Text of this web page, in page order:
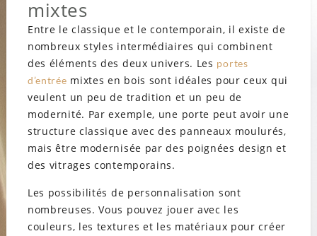
mixtes
Entre le classique et le contemporain, il existe de
nombreux styles intermédiaires qui combinent
des éléments des deux univers. Les portes
d’entrée mixtes en bois sont idéales pour ceux qui
veulent un peu de tradition et un peu de
modernité. Par exemple, une porte peut avoir une
structure classique avec des panneaux moulurés,
mais être modernisée par des poignées design et
des vitrages contemporains.
Les possibilités de personnalisation sont
nombreuses. Vous pouvez jouer avec les
couleurs, les textures et les matériaux pour créer